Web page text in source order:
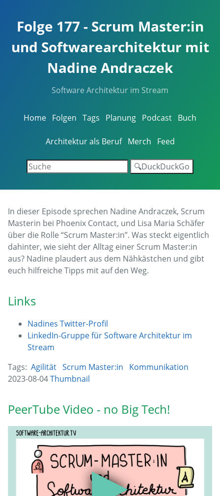
Folge 177 - Scrum Master:in
und Softwarearchitektur mit
Nadine Andraczek
Software Architektur im Stream
Home Folgen Tags Planung Podcast Buch
Architektur als Beruf Merch Feed
🔍DuckDuckGo
In dieser Episode sprechen Nadine Andraczek, Scrum
Masterin bei Phoenix Contact, und Lisa Maria Schäfer
über die Rolle “Scrum Master:in”. Was steckt eigentlich
dahinter, wie sieht der Alltag einer Scrum Master:in
aus? Nadine plaudert aus dem Nähkästchen und gibt
euch hilfreiche Tipps mit auf den Weg.
Links
Nadines Twitter-Profil
LinkedIn-Gruppe für Software Architektur im
Stream
Tags: Agilität Scrum Master:in
Kommunikation
2023-08-04Thumbnail
PeerTube Video - no Big Tech!